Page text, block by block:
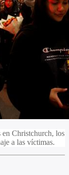
en Christchurch, los
a las víctimas.